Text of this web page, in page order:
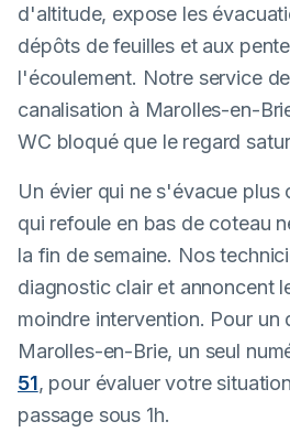
d'altitude, expose les
dépôts de feuilles et aux
l'écoulement. Notre service
canalisation à Marolles-en-
WC bloqué que le regard
Un évier qui ne s'évacue plus
qui refoule en bas de coteau
la fin de semaine. Nos
diagnostic clair et annoncent
moindre intervention. Pour un
Marolles-en-Brie, un seul
51, pour évaluer votre
passage sous 1h.